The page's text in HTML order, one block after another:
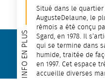
INFO EN PLUS
Situé dans le quartier
AugusteDelaune, le
rémois a été conçu
Sgard, en 1978. Il
qui se termine dans
humide, traitée de
en 1997. Cet espace
accueille diverses